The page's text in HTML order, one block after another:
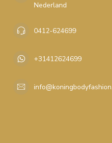
Nederland
0412-624699
+31412624699